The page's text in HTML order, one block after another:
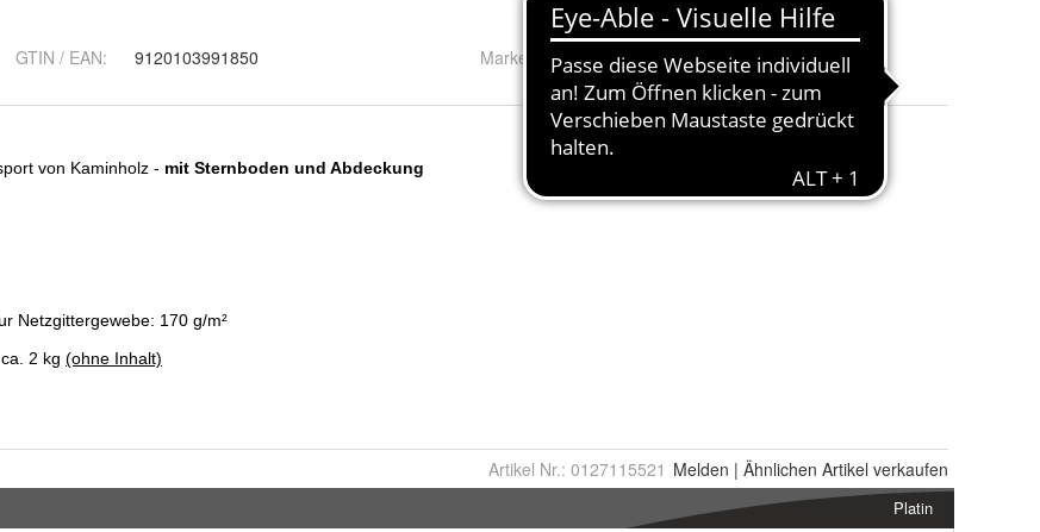
GTIN / EAN: 9120103991850 Marke: simple pack
Artikel Nr.: 0127115521 Melden | Ähnlichen Artikel verkaufen
Platin